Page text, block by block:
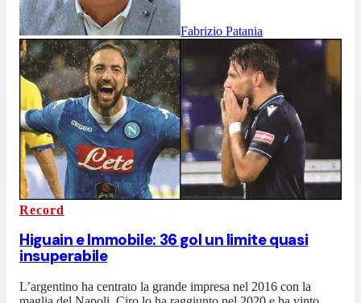
Fabrizio Patania
Record
Higuain e Immobile: 36 gol un limite quasi
insuperabile
L’argentino ha centrato la grande impresa nel 2016 con la